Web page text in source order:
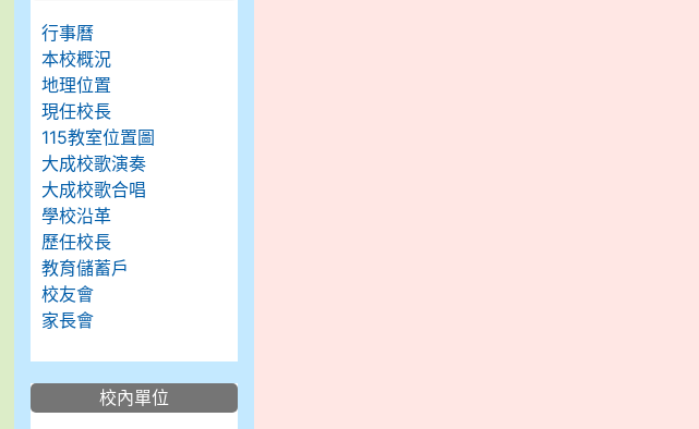
行事曆
本校概況
地理位置
現任校長
115教室位置圖
大成校歌演奏
大成校歌合唱
學校沿革
歷任校長
教育儲蓄戶
校友會
家長會
校內單位